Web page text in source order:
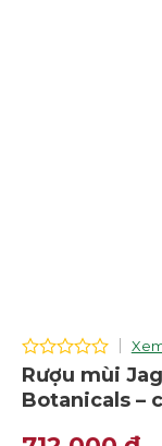
0
out
of
Rượu mùi
Botanicals –